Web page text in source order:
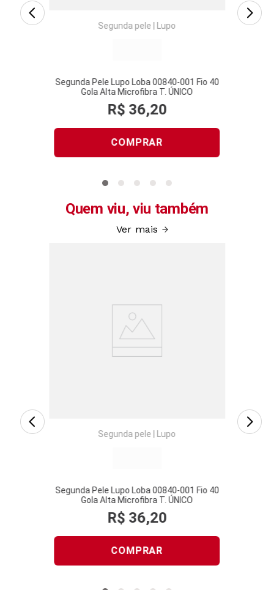
Segunda pele Lupo
Segunda Pele Lupo Loba 00840-001 Fio 40
Gola Alta Microfibra T. ÚNICO
R$ 36,20
COMPRAR
Quem viu, viu também
Ver mais
Segunda pele Lupo
Segunda Pele Lupo Loba 00840-001 Fio 40
Gola Alta Microfibra T. ÚNICO
R$ 36,20
COMPRAR